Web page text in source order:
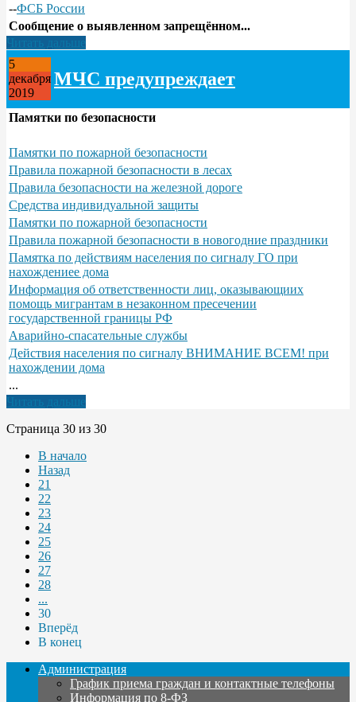
--ФСБ России
Сообщение о выявленном запрещённом...
Читать дальше
5
декабря
2019
МЧС предупреждает
Памятки по безопасности
Памятки по пожарной безопасности
Правила пожарной безопасности в лесах
Правила безопасности на железной дороге
Средства индивидуальной защиты
Памятки по пожарной безопасности
Правила пожарной безопасности в новогодние праздники
Памятка по действиям населения по сигналу ГО при
нахождениее дома
Информация об ответственности лиц, оказывающиих
помощь мигрантам в незаконном пресечении
государственной границы РФ
Аварийно-спасательные службы
Действия населения по сигналу ВНИМАНИЕ ВСЕМ! при
нахождении дома
...
Читать дальше
Страница 30 из 30
В начало
Назад
21
22
23
24
25
26
27
28
...
30
Вперёд
В конец
Администрация
График приема граждан и контактные телефоны
Информация по 8-ФЗ